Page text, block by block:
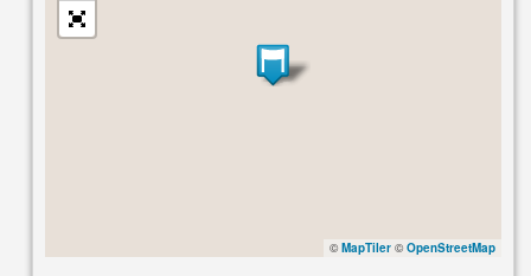
© MapTiler© OpenStreetMap